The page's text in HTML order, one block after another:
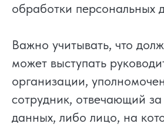
обработки персональных
Важно учитывать, что
может выступать
организации,
сотрудник, отвечающий
данных, либо лицо, на